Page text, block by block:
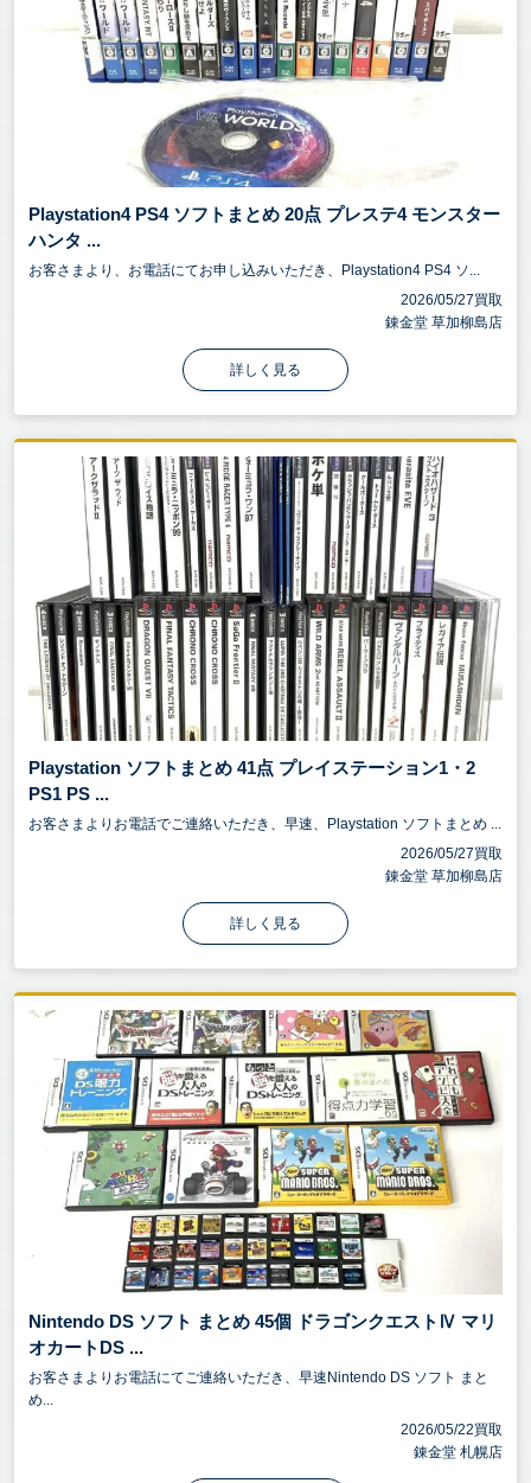
Playstation4 PS4 ソフトまとめ 20点 プレステ4 モンスター
ハンタ ...
お客さまより、お電話にてお申し込みいただき、Playstation4 PS4 ソ...
2026/05/27買取
錬金堂 草加柳島店
詳しく見る
Playstation ソフトまとめ 41点 プレイステーション1・2
PS1 PS ...
お客さまよりお電話でご連絡いただき、早速、Playstation ソフトまとめ ...
2026/05/27買取
錬金堂 草加柳島店
詳しく見る
Nintendo DS ソフト まとめ 45個 ドラゴンクエストⅣ マリ
オカートDS ...
お客さまよりお電話にてご連絡いただき、早速Nintendo DS ソフト まと
め...
2026/05/22買取
錬金堂 札幌店